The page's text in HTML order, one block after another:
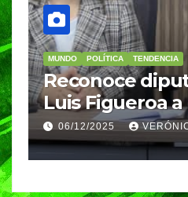
MUNDO POLÍTICA TENDENCIA
Reconoce
Luis Figueroa
ciudadanos
contribuyeron
06/12/2025